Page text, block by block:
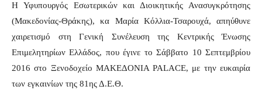
Η Υφυπουργός Εσωτερικών και Διοικητικής Ανασυγκρότησης
(Μακεδονίας-Θράκης), κα Μαρία Κόλλια-Τσαρουχά, απηύθυνε
χαιρετισμό στη Γενική Συνέλευση της Κεντρικής Ένωσης
Επιμελητηρίων Ελλάδος, που έγινε το Σάββατο 10 Σεπτεμβρίου
2016 στο Ξενοδοχείο ΜΑΚΕΔΟΝΙΑ PALACE, με την ευκαιρία
των εγκαινίων της 81ης Δ.Ε.Θ.